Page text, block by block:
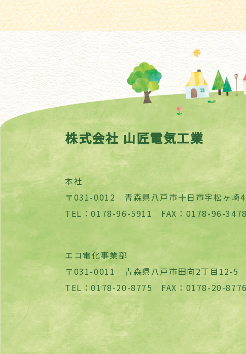
株式会社 山匠電気工業
本社
〒031-0012 青森県八戸市十日市字松ヶ崎
TEL：0178-96-5911 FAX：0178-96-3478
エコ電化事業部
〒031-0011 青森県八戸市田向2丁目12-5
TEL：0178-20-8775 FAX：0178-20-8776